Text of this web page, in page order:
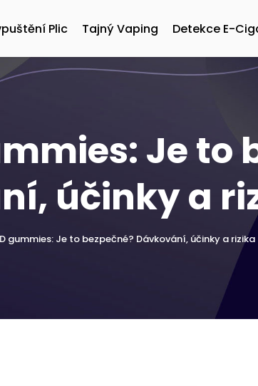
Plic Tajný Vaping Detekce E-
Je to
účinky a
gummies: Je to bezpečné? Dávkování, účinky a rizika